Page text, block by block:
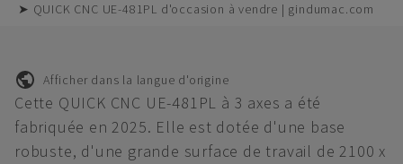
➤ QUICK CNC UE-481PL d'occasion à vendre | gindumac.com
Afficher dans la langue d'origine
Cette QUICK CNC UE-481PL à 3 axes a été
fabriquée en 2025. Elle est dotée d'une base
robuste, d'une grande surface de travail de 2100 x